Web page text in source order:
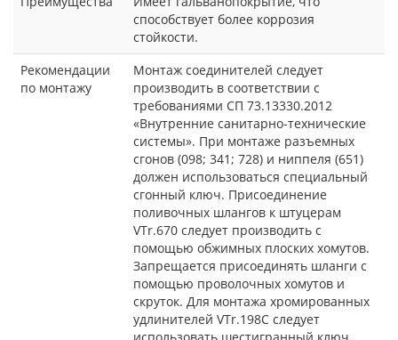
способствует более коррозия
стойкости.
Рекомендации
по монтажу
Монтаж соединителей следует
производить в соответствии с
требованиями СП 73.13330.2012
«Внутренние санитарно-технические
системы». При монтаже разъемных
сгонов (098; 341; 728) и ниппеля (651)
должен использоваться специальный
сгонный ключ. Присоединение
поливочных шлангов к штуцерам
VTr.670 следует производить с
помощью обжимных плоских хомутов.
Запрещается присоединять шланги с
помощью проволочных хомутов и
скруток. Для монтажа хромированных
удлинителей VTr.198C следует